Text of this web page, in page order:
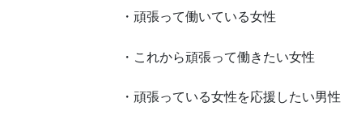
・頑張って働いている女性
・これから頑張って働きたい女性
・頑張っている女性を応援したい男性